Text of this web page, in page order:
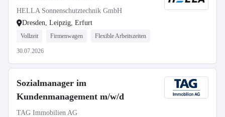
HELLA Sonnenschutztechnik GmbH
Dresden, Leipzig, Erfurt
Vollzeit Firmenwagen Flexible Arbeitszeiten
30.07.2026
Sozialmanager im
Kundenmanagement m/w/d
TAG Immobilien AG